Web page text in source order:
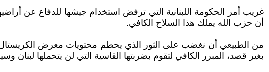
غريب أمر الحكومة اللبنانية التي ترفض استخدام جيشها للدفاع عن
أن حزب الله يملك هذا السلاح الكافي.
من الطبيعي أن نغضب على الثور الذي يحطم محتويات معرض
بغير قصد، المبرر الكافي لتقوم بضربتها القاسية التي لن يتحملها لبنان